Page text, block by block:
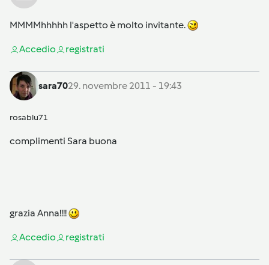
MMMMhhhhh l'aspetto è molto invitante.
Accedio registrati
sara7029. novembre 2011 - 19:43
rosablu71
complimenti Sara buona
grazia Anna!!!!
Accedio registrati